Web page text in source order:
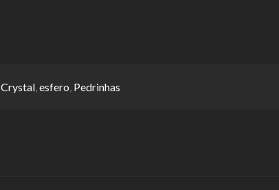
Crystal,esfero, Pedrinhas